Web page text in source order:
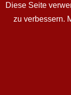
Turn- und
Diese Seite
zu verbessern.